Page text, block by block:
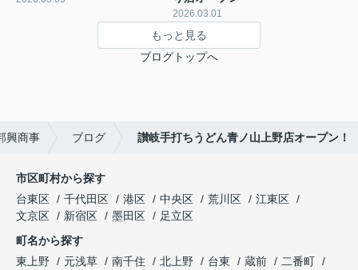
2026.03.01
もっと見る
ブログトップへ
興商事 ブログ 讃岐手打ちうどん青ノ山上野店オープン！
市区町村から探す
台東区
千代田区 港区 中央区 荒川区
江東区
文京区
新宿区 墨田区
足立区
町名から探す
東上野
元浅草 南千住 北上野 台東 蔵前
二番町